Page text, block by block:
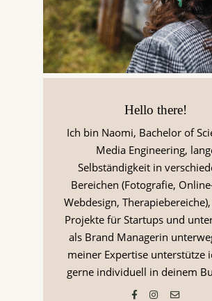
Hello there!
Ich bin Naomi, Bachelor of
Media Engineering,
Selbständigkeit in
Bereichen (Fotografie,
Webdesign,
Projekte für Startups und
als Brand Managerin
meiner Expertise unterstütze
gerne individuell in deinem